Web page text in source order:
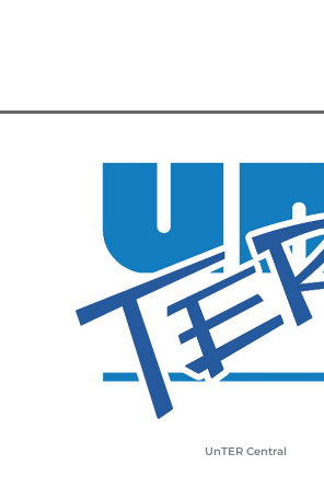
UnTER Central